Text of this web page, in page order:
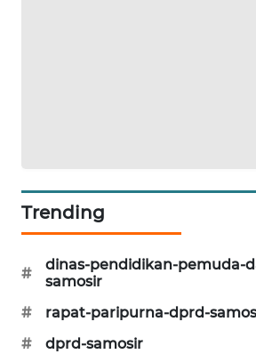
Trending
#
dinas-pendidikan-pemuda-
samosir
#
rapat-paripurna-dprd-
#
dprd-samosir